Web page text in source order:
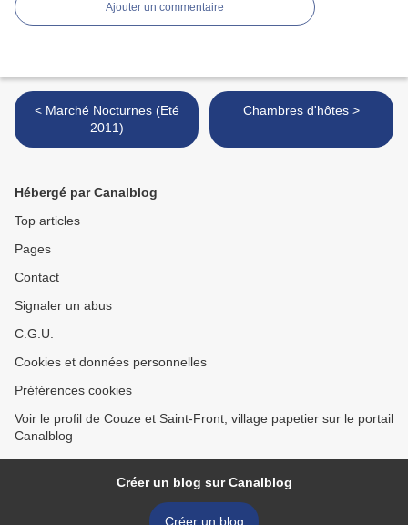
Ajouter un commentaire
< Marché Nocturnes (Eté
2011)
Chambres d'hôtes >
Hébergé par Canalblog
Top articles
Pages
Contact
Signaler un abus
C.G.U.
Cookies et données personnelles
Préférences cookies
Voir le profil de Couze et Saint-Front, village papetier sur le portail
Canalblog
Créer un blog sur Canalblog
Créer un blog